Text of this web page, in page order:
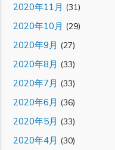
2020年11月 (31)
2020年10月 (29)
2020年9月 (27)
2020年8月 (33)
2020年7月 (33)
2020年6月 (36)
2020年5月 (33)
2020年4月 (30)